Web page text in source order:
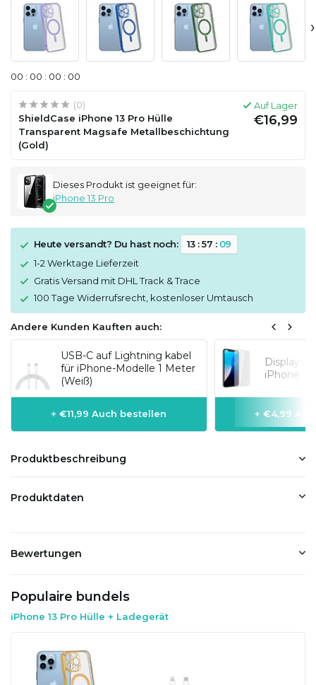
›
00 : 00 : 00 : 00
(0)
ShieldCase iPhone 13 Pro Hülle
Transparent Magsafe Metallbeschichtung
(Gold)
Auf Lager
€16,99
Dieses Produkt ist geeignet für:
iPhone 13 Pro
Heute versandt? Du hast noch: 13:57 : 09
1-2 Werktage Lieferzeit
Gratis Versand mit DHL Track & Trace
100 Tage Widerrufsrecht, kostenloser Umtausch
Andere Kunden Kauften auch:
USB-C auf Lightning kabel
für iPhone-Modelle 1 Meter
(Weiß)
+ €11,99 Auch bestellen
iPhone 13
+ €4,99
Produktbeschreibung
Produktdaten
Bewertungen
Populaire bundels
iPhone 13 Pro Hülle + Ladegerät